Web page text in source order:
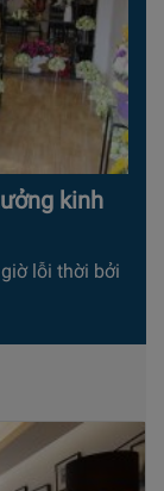
kinh
lỗi thời bởi